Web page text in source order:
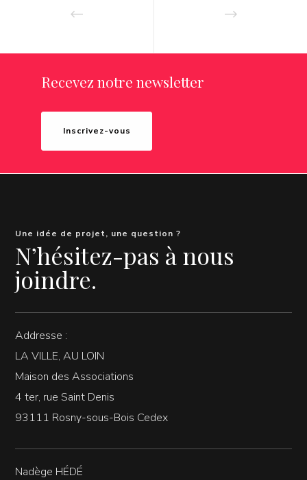
Recevez notre newsletter
Inscrivez-vous
Une idée de projet, une question ?
N’hésitez-pas à nous
joindre.
Addresse :
LA VILLE, AU LOIN
Maison des Associations
4 ter, rue Saint Denis
93111 Rosny-sous-Bois Cedex
Nadège HÉDÉ